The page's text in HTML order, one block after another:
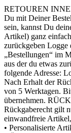
RETOUREN
Du mit Deiner
sein, kannst Du
Artikel) ganz
zurückgeben
„Bestellungen“ im
aus der du etwas
folgende Adresse:
Nach Erhalt der
von 5 Werktagen.
übernehmen.
Rückgaberecht gilt
einwandfreie
• Personalisierte